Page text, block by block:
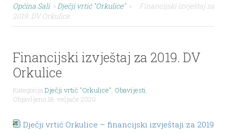
Općina Sali > Dječji vrtić "Orkulice" >
Financijski izvještaj za
2019. DV Orkulice
Financijski izvještaj za 2019. DV
Orkulice
KategorijaDječji vrtić "Orkulice", Obavijesti,
Objavljeno 18. veljače 2020.
Dječji vrtić Orkulice – financijski izvještaji za 2019